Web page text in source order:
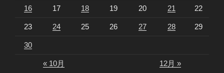
16 17 18 19 20 21 22
23 24 25 26 27 28 29
30
« 10月 12月 »